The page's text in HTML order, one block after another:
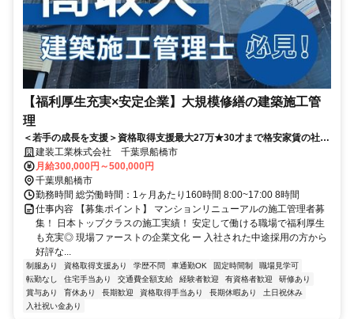
【福利厚生充実×安定企業】大規模修繕の建築施工管
理
＜若手の成長を支援＞資格取得支援最大27万★30才まで格安家賃の社宅
★研修あり
建装工業株式会社 千葉県船橋市
月給300,000円～500,000円
千葉県船橋市
勤務時間 総労働時間：1ヶ月あたり160時間 8:00~17:00 8時間
仕事内容 【募集ポイント】 マンションリニューアルの施工管理者募
集！ 日本トップクラスの施工実績！ 安定して働ける職場で福利厚生
も充実◎ 現場ファーストの企業文化 ー 入社された中途採用の方から
好評な...
制服あり 資格取得支援あり 学歴不問 車通勤OK 固定時間制
職場見学可
転勤なし
住宅手当あり 交通費全額支給 経験者歓迎 有資格者歓迎
研修あり
賞与あり
育休あり 長期歓迎 資格取得手当あり 長期休暇あり
土日祝休み
入社祝い金あり